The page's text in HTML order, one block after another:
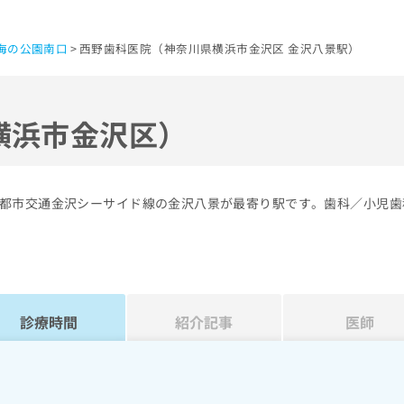
の公園南口 西野歯科医院（神奈川県横浜市金沢区 金沢八景駅）
市金沢区）
市交通金沢シーサイド線の金沢八景が最寄り駅です。歯科／小児
診療時間 紹介記事 医師